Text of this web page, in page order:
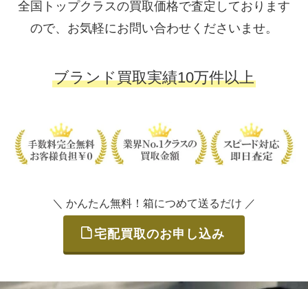
全国トップクラスの買取価格で査定しております
ので、お気軽にお問い合わせくださいませ。
ブランド買取実績10万件以上
＼ かんたん無料！箱につめて送るだけ ／
宅配買取のお申し込み